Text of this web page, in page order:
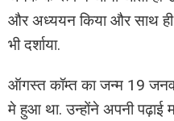
और अध्ययन किया और साथ ही
भी दर्शाया.
ऑगस्त कॉम्त का जन्म 19
मे हुआ था. उन्होंने अपनी पढ़ाई